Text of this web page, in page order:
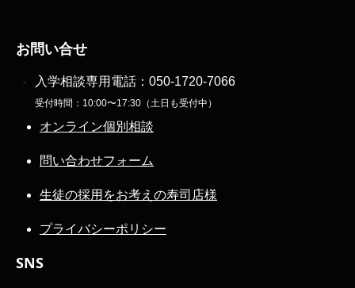
お問い合せ
入学相談専用電話： 050-1720-7066
受付時間：10:00〜17:30（土日も受付中）
オンライン個別相談
問い合わせフォーム
生徒の採用をお考えの寿司店様
プライバシーポリシー
SNS